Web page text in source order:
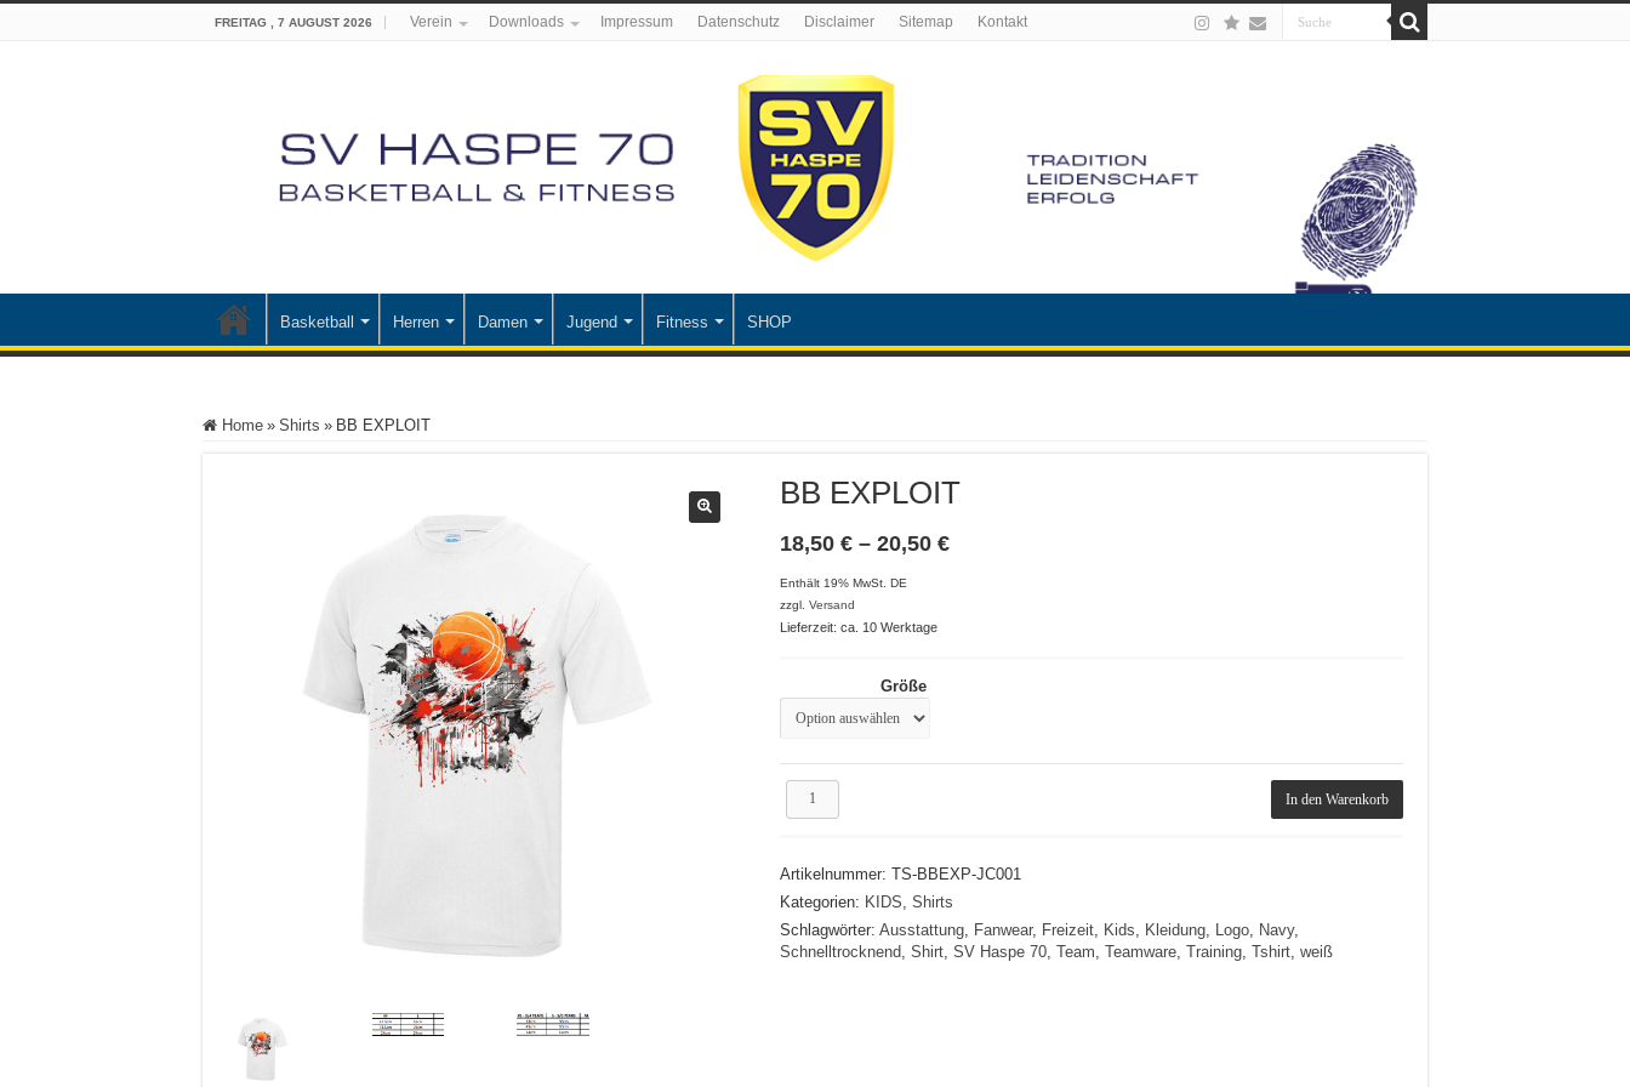
FREITAG , 7 AUGUST 2026 Verein Downloads Impressum Datenschutz Disclaimer Sitemap Kontakt
Basketball Herren Damen Jugend Fitness SHOP
Home » Shirts » BB EXPLOIT
BB EXPLOIT
18,50€ –20,50€Preisspanne:
Enthält 19% MwSt. DE
zzgl.Versand
Lieferzeit: ca. 10 Werktage
Größe
In den Warenkorb
Artikelnummer:TS-BBEXP-JC001
Kategorien: KIDS ,Shirts
Schlagwörter:Ausstattung Fanwear, Freizeit Kids Kleidung Logo Navy,
Schnelltrocknend ,Shirt ,SV Haspe 70 ,Team ,Teamware ,Training ,Tshirt ,weiß